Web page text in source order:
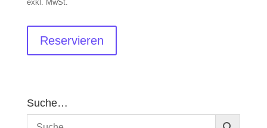
exkl. MwSt.
Reservieren
Suche…